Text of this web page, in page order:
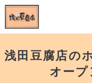
浅田豆腐店の
オープ